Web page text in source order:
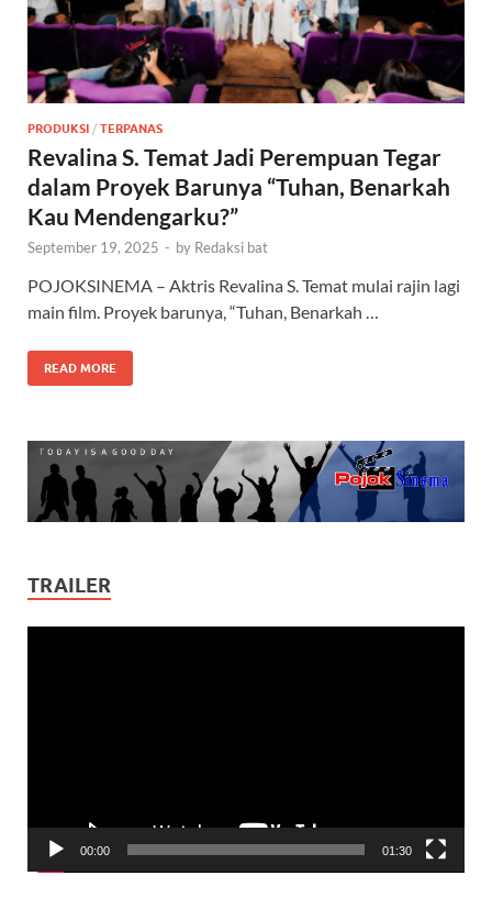
PRODUKSI / TERPANAS
Revalina S. Temat Jadi Perempuan Tegar
dalam Proyek Barunya “Tuhan, Benarkah
Kau Mendengarku?”
September 19, 2025 - by Redaksi bat
POJOKSINEMA – Aktris Revalina S. Temat mulai rajin lagi
main film. Proyek barunya, “Tuhan, Benarkah …
READ MORE
TRAILER
00:00 01:30